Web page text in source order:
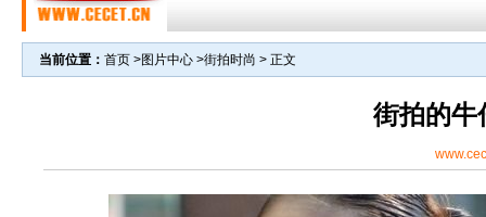
当前位置： 首页 >图片中心 >街拍时尚 > 正文
街拍的牛